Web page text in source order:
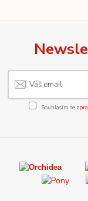
Souhlasím se